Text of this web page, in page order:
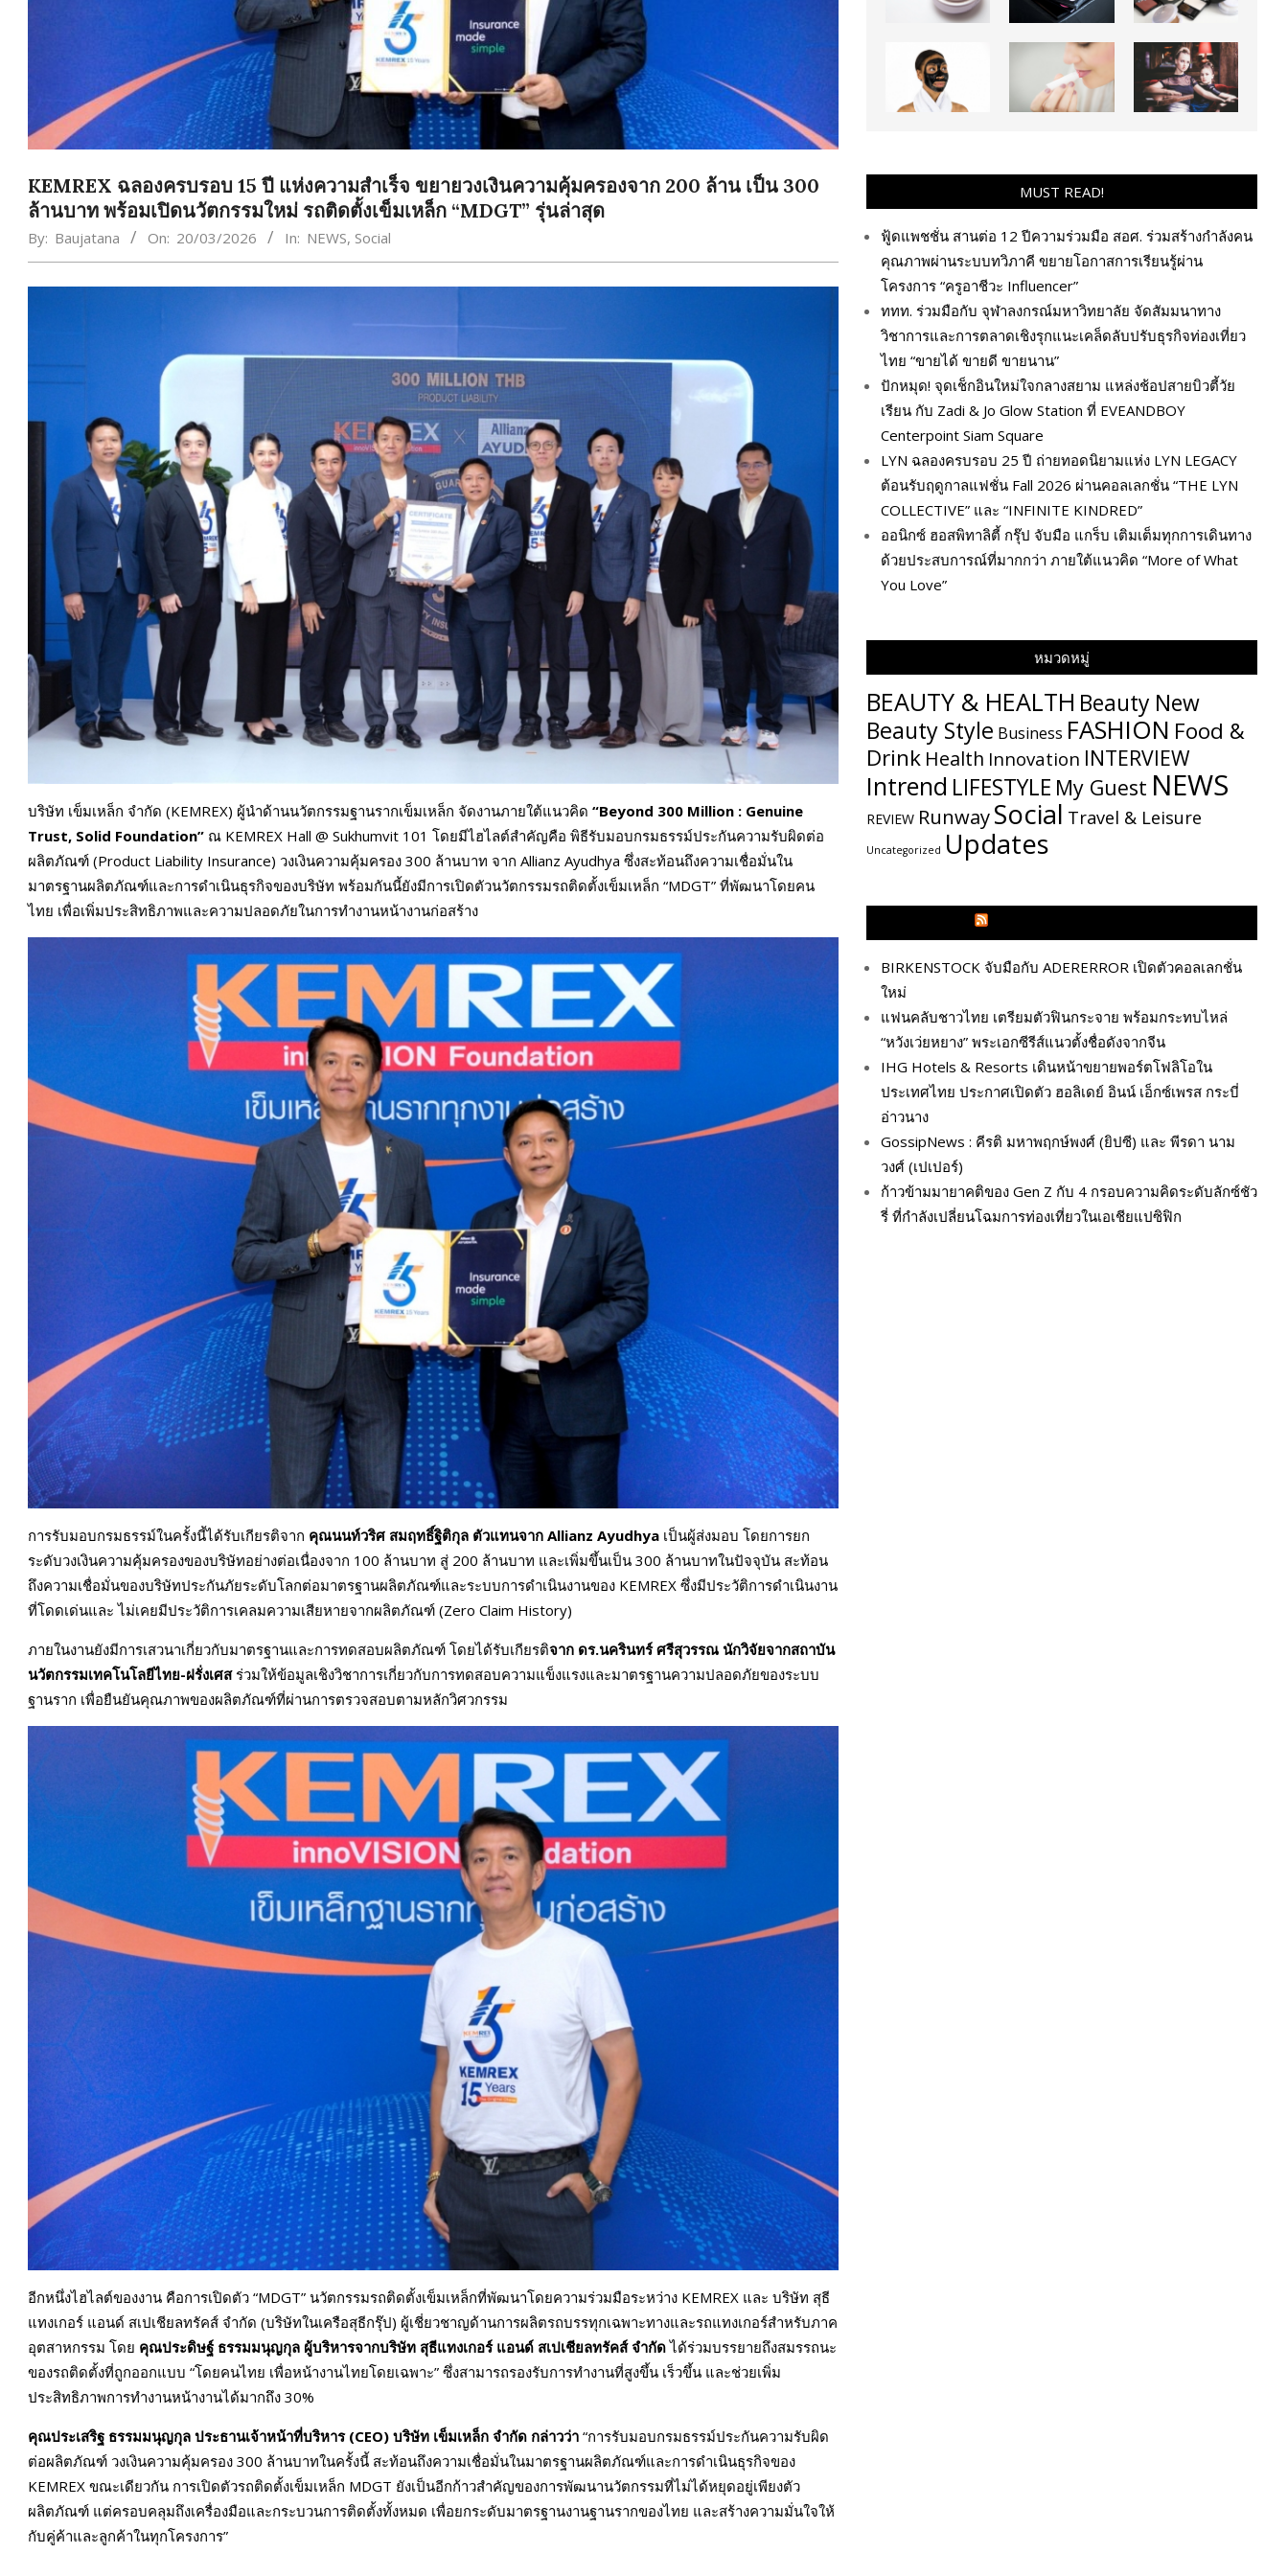
KEMREX ฉลองครบรอบ 15 ปี แห่งความสำเร็จ ขยายวงเงินความคุ้มครองจาก 200 ล้าน เป็น 300
ล้านบาท พร้อมเปิดนวัตกรรมใหม่ รถติดตั้งเข็มเหล็ก “MDGT” รุ่นล่าสุด
By: Baujatana On: 20/03/2026 In: NEWS, Social
บริษัท เข็มเหล็ก จำกัด (KEMREX) ผู้นำด้านนวัตกรรมฐานรากเข็มเหล็ก จัดงานภายใต้แนวคิด “Beyond 300 Million : Genuine
Trust, Solid Foundation” ณ KEMREX Hall @ Sukhumvit 101 โดยมีไฮไลต์สำคัญคือ พิธีรับมอบกรมธรรม์ประกันความรับผิดต่อ
ผลิตภัณฑ์ (Product Liability Insurance) วงเงินความคุ้มครอง 300 ล้านบาท จาก Allianz Ayudhya ซึ่งสะท้อนถึงความเชื่อมั่นใน
มาตรฐานผลิตภัณฑ์และการดำเนินธุรกิจของบริษัท พร้อมกันนี้ยังมีการเปิดตัวนวัตกรรมรถติดตั้งเข็มเหล็ก “MDGT” ที่พัฒนาโดยคน
ไทย เพื่อเพิ่มประสิทธิภาพและความปลอดภัยในการทำงานหน้างานก่อสร้าง
การรับมอบกรมธรรม์ในครั้งนี้ได้รับเกียรติจาก คุณนนท์วริศ สมฤทธิ์ฐิติกุล ตัวแทนจาก Allianz Ayudhya เป็นผู้ส่งมอบ โดยการยก
ระดับวงเงินความคุ้มครองของบริษัทอย่างต่อเนื่องจาก 100 ล้านบาท สู่ 200 ล้านบาท และเพิ่มขึ้นเป็น 300 ล้านบาทในปัจจุบัน สะท้อน
ถึงความเชื่อมั่นของบริษัทประกันภัยระดับโลกต่อมาตรฐานผลิตภัณฑ์และระบบการดำเนินงานของ KEMREX ซึ่งมีประวัติการดำเนินงาน
ที่โดดเด่นและ ไม่เคยมีประวัติการเคลมความเสียหายจากผลิตภัณฑ์ (Zero Claim History)
ภายในงานยังมีการเสวนาเกี่ยวกับมาตรฐานและการทดสอบผลิตภัณฑ์ โดยได้รับเกียรติจาก ดร.นครินทร์ ศรีสุวรรณ นักวิจัยจากสถาบัน
นวัตกรรมเทคโนโลยีไทย-ฝรั่งเศสร่วมให้ข้อมูลเชิงวิชาการเกี่ยวกับการทดสอบความแข็งแรงและมาตรฐานความปลอดภัยของระบบ
ฐานราก เพื่อยืนยันคุณภาพของผลิตภัณฑ์ที่ผ่านการตรวจสอบตามหลักวิศวกรรม
อีกหนึ่งไฮไลต์ของงาน คือการเปิดตัว “MDGT” นวัตกรรมรถติดตั้งเข็มเหล็กที่พัฒนาโดยความร่วมมือระหว่าง KEMREX และ บริษัท สุธี
แทงเกอร์ แอนด์ สเปเชียลทรัคส์ จำกัด (บริษัทในเครือสุธีกรุ๊ป) ผู้เชี่ยวชาญด้านการผลิตรถบรรทุกเฉพาะทางและรถแทงเกอร์สำหรับภาค
อุตสาหกรรม โดย คุณประดิษฐ์ ธรรมมนุญกุล ผู้บริหารจากบริษัท สุธีแทงเกอร์ แอนด์ สเปเชียลทรัคส์ จำกัดได้ร่วมบรรยายถึงสมรรถนะ
ของรถติดตั้งที่ถูกออกแบบ “โดยคนไทย เพื่อหน้างานไทยโดยเฉพาะ” ซึ่งสามารถรองรับการทำงานที่สูงขึ้น เร็วขึ้น และช่วยเพิ่ม
ประสิทธิภาพการทำงานหน้างานได้มากถึง 30%
คุณประเสริฐ ธรรมมนุญกุล ประธานเจ้าหน้าที่บริหาร (CEO) บริษัท เข็มเหล็ก จำกัด กล่าวว่า “การรับมอบกรมธรรม์ประกันความรับผิด
ต่อผลิตภัณฑ์ วงเงินความคุ้มครอง 300 ล้านบาทในครั้งนี้ สะท้อนถึงความเชื่อมั่นในมาตรฐานผลิตภัณฑ์และการดำเนินธุรกิจของ
KEMREX ขณะเดียวกัน การเปิดตัวรถติดตั้งเข็มเหล็ก MDGT ยังเป็นอีกก้าวสำคัญของการพัฒนานวัตกรรมที่ไม่ได้หยุดอยู่เพียงตัว
ผลิตภัณฑ์ แต่ครอบคลุมถึงเครื่องมือและกระบวนการติดตั้งทั้งหมด เพื่อยกระดับมาตรฐานงานฐานรากของไทย และสร้างความมั่นใจให้
กับคู่ค้าและลูกค้าในทุกโครงการ”
MUST READ!
ฟู้ดแพชชั่น สานต่อ 12 ปีความร่วมมือ สอศ. ร่วมสร้างกำลังคน
คุณภาพผ่านระบบทวิภาคี ขยายโอกาสการเรียนรู้ผ่าน
โครงการ “ครูอาชีวะ Influencer”
ททท. ร่วมมือกับ จุฬาลงกรณ์มหาวิทยาลัย จัดสัมมนาทาง
วิชาการและการตลาดเชิงรุกแนะเคล็ดลับปรับธุรกิจท่องเที่ยว
ไทย “ขายได้ ขายดี ขายนาน”
ปักหมุด! จุดเช็กอินใหม่ใจกลางสยาม แหล่งช้อปสายบิวตี้วัย
เรียน กับ Zadi & Jo Glow Station ที่ EVEANDBOY
Centerpoint Siam Square
LYN ฉลองครบรอบ 25 ปี ถ่ายทอดนิยามแห่ง LYN LEGACY
ต้อนรับฤดูกาลแฟชั่น Fall 2026 ผ่านคอลเลกชั่น “THE LYN
COLLECTIVE” และ “INFINITE KINDRED”
ออนิกซ์ ฮอสพิทาลิตี้ กรุ๊ป จับมือ แกร็บ เติมเต็มทุกการเดินทาง
ด้วยประสบการณ์ที่มากกว่า ภายใต้แนวคิด “More of What
You Love”
หมวดหมู่
BEAUTY & HEALTH Beauty New
Beauty Style Business FASHION Food &
Drink Health Innovation INTERVIEW
Intrend LIFESTYLE My​ Guest NEWS
REVIEW RunwaySocial Travel & Leisure
Uncategorized Updates
BIRKENSTOCK จับมือกับ ADERERROR เปิดตัวคอลเลกชั่น
ใหม่
แฟนคลับชาวไทย เตรียมตัวฟินกระจาย พร้อมกระทบไหล่
“หวังเว่ยหยาง” พระเอกซีรีส์แนวตั้งชื่อดังจากจีน
IHG Hotels & Resorts เดินหน้าขยายพอร์ตโฟลิโอใน
ประเทศไทย ประกาศเปิดตัว ฮอลิเดย์ อินน์ เอ็กซ์เพรส กระบี่
อ่าวนาง
GossipNews : คีรติ มหาพฤกษ์พงศ์ (ยิปซี) และ พีรดา นาม
วงศ์ (เปเปอร์)
ก้าวข้ามมายาคติของ Gen Z กับ 4 กรอบความคิดระดับลักซ์ชัว
รี่ ที่กำลังเปลี่ยนโฉมการท่องเที่ยวในเอเชียแปซิฟิก